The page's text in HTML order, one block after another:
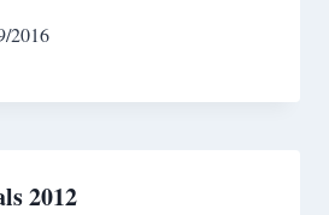
2016
2012